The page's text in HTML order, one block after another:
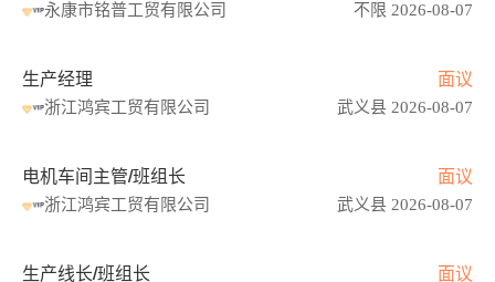
永康市铭普工贸有限公司 不限 2026-08-07
生产经理 面议
浙江鸿宾工贸有限公司 武义县 2026-08-07
电机车间主管/班组长 面议
浙江鸿宾工贸有限公司 武义县 2026-08-07
生产线长/班组长 面议